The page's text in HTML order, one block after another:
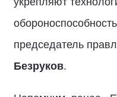
председатель
Безруков.